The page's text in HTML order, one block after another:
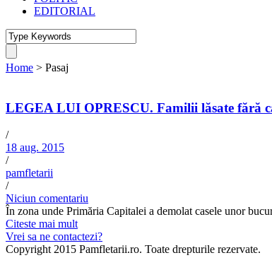
EDITORIAL
Home > Pasaj
LEGEA LUI OPRESCU. Familii lăsate fără
/
18 aug. 2015
/
pamfletarii
/
Niciun comentariu
În zona unde Primăria Capitalei a demolat casele unor
Citeste mai mult
Vrei sa ne contactezi?
Copyright 2015 Pamfletarii.ro. Toate drepturile rezervate.